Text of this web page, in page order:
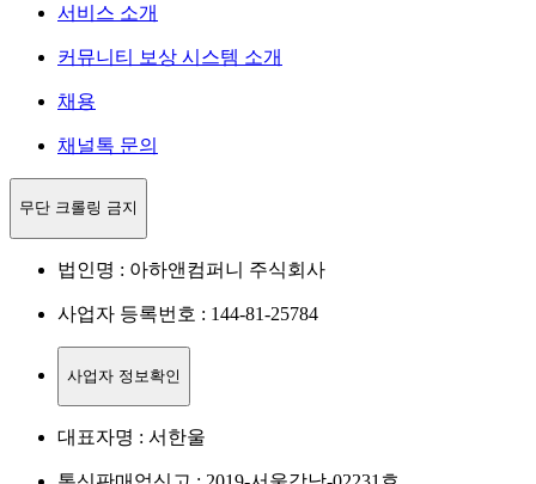
서비스 소개
커뮤니티 보상 시스템 소개
채용
채널톡 문의
무단 크롤링 금지
법인명 : 아하앤컴퍼니 주식회사
사업자 등록번호 : 144-81-25784
사업자 정보확인
대표자명 : 서한울